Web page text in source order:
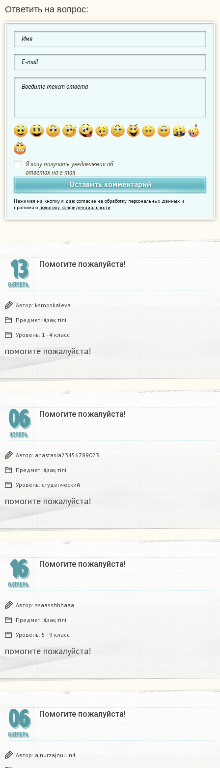
Ответить на вопрос:
Я хочу получать уведомления об
ответах на e-mail
Нажимая на кнопку я даю согласие на обработку персональных данных и
принимаю политику конфиденциальности
13
ОКТЯБРЬ
Помогите пожалуйста!
Автор: ksmoskaleva
Предмет: Қазақ тiлi
Уровень: 1 - 4 класс
помогите пожалуйста!
06
НОЯБРЬ
Помогите пожалуйста!
Автор: anastasia23456789023
Предмет: Қазақ тiлi
Уровень: студенческий
помогите пожалуйста!
16
ОКТЯБРЬ
Помогите пожалуйста!
Автор: ssaasshhhaaa
Предмет: Қазақ тiлi
Уровень: 5 - 9 класс
помогите пожалуйста!
06
ОКТЯБРЬ
Помогите пожалуйста!
Автор: ajnurzajnullin4